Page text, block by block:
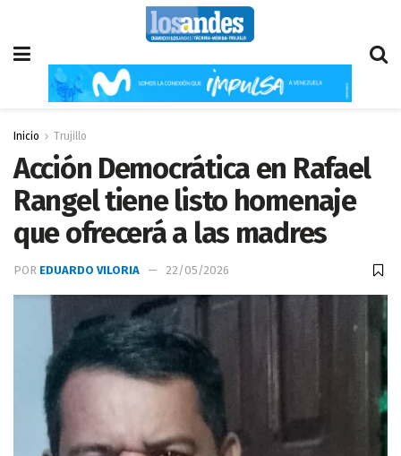
Inicio Trujillo
Acción Democrática en Rafael
Rangel tiene listo homenaje
que ofrecerá a las madres
POR EDUARDO VILORIA 22/05/2026